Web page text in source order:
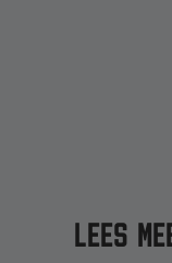
LEES